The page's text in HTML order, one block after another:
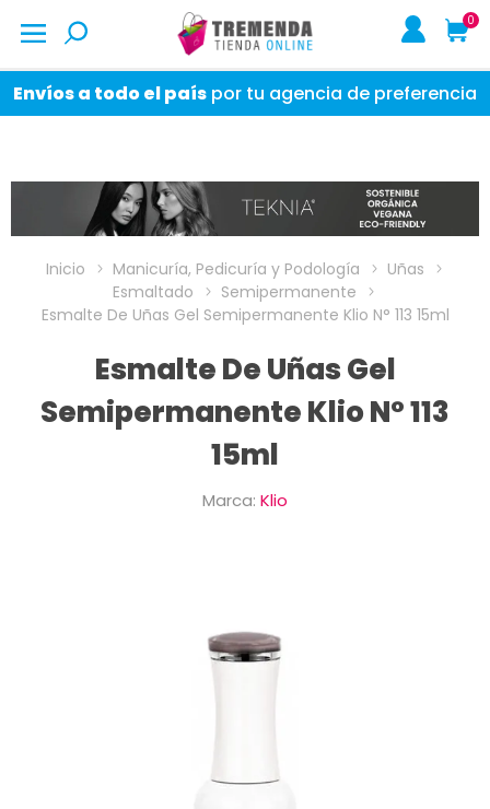
0
Envíos a todo el país por tu agencia de preferencia
Inicio Manicuría, Pedicuría y Podología
Uñas
Esmaltado
Semipermanente
Esmalte De Uñas Gel Semipermanente Klio N° 113 15ml
Esmalte De Uñas Gel
Semipermanente Klio N° 113
15ml
Marca: Klio